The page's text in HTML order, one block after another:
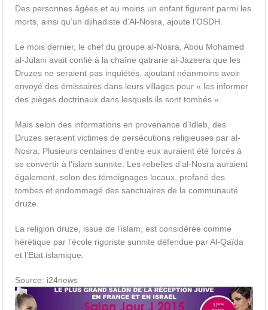
Des personnes âgées et au moins un enfant figurent parmi les
morts, ainsi qu’un djihadiste d’Al-Nosra, ajoute l’OSDH.
Le mois dernier, le chef du groupe al-Nosra, Abou Mohamed
al-Julani avait confié à la chaîne qatrarie al-Jazeera que les
Druzes ne seraient pas inquiétés, ajoutant néanmoins avoir
envoyé des émissaires dans leurs villages pour « les informer
des pièges doctrinaux dans lesquels ils sont tombés ».
Mais selon des informations en provenance d’Idleb, des
Druzes seraient victimes de persécutions religieuses par al-
Nosra. Plusieurs centaines d’entre eux auraient été forcés à
se convertir à l’islam sunnite. Les rebelles d’al-Nosra auraient
également, selon des témoignages locaux, profané des
tombes et endommagé des sanctuaires de la communauté
druze.
La religion druze, issue de l’islam, est considérée comme
hérétique par l’école rigoriste sunnite défendue par Al-Qaïda
et l’Etat islamique.
Source: i24news